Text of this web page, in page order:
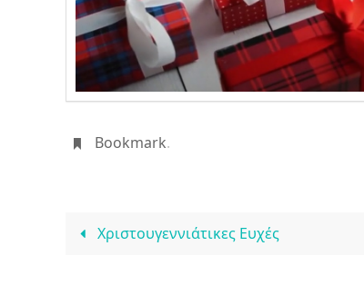
Bookmark.
Χριστουγεννιάτικες Ευχές